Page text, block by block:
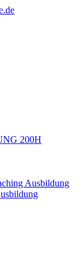
200H
Ausbildung